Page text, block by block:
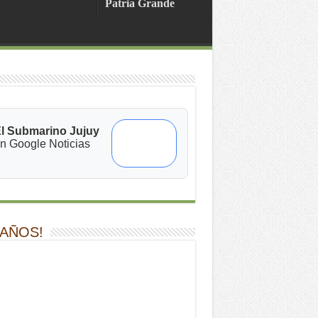
Patria Grande
Submarino Jujuy
Google Noticias